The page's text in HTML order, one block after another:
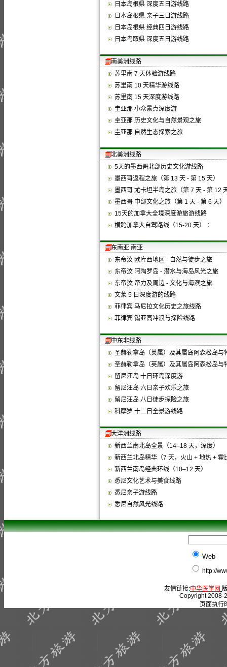
日本岛根県 深度五日游线路
日本岛根県 亲子三日游线路
日本岛根県 经典四日游线路
日本鸟取県 深度五日游线路
南美洲线路
苏里南 7 天体验游线路
苏里南 10 天精华游线路
苏里南 15 天深度游线路
圭亚那 小众景点深度游
圭亚那 历史文化与自然景观之旅
圭亚那 自然生态探索之旅
北美洲线路
5天的墨西哥北部历史文化游线路
墨西哥返程之旅（第 13 天 - 第 15 天）
墨西哥 尤卡坦半岛之旅（第 7 天 - 第 12
墨西哥 中部文化之旅（第 1 天 - 第 6 天）
15天的加拿大全境深度游旅游线路
横跨加拿大自驾路线（15-20 天） ：
东南亚 南亚
东帝汶 欧库西地区 - 自然与徒步之旅
东帝汶 阿陶罗岛 - 潜水与海岛风光之旅
东帝汶 帝力及周边 - 文化与海滨之旅
文莱 5 日深度游的线路
菲律宾 马尼拉文化历史之旅线路
菲律宾 锡亚高冲浪与探险线路
中东非线路
圣赫勒拿岛（英属）及其属岛阿森松岛
圣赫勒拿岛（英属）及其属岛阿森松岛
留尼汪岛 十日环岛深度游
留尼汪岛 六日亲子欢乐之旅
留尼汪岛 八日徒步探险之旅
科摩罗 十二日全景游线路
大洋洲线路
新西兰南北岛全景（14–18 天，深度）
新西兰北岛精华（7 天，火山 + 地热 + 霍
新西兰南岛经典环线（10–12 天）
悉尼文化艺术与美食线路
悉尼亲子游线路
悉尼自然风光线路
Web
http://
友情链接:中华医学网
Copyright 2008-
页面执行